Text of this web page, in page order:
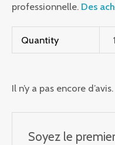
professionnelle. Des
Quantity
Il n’y a pas encore d’avis.
Soyez le